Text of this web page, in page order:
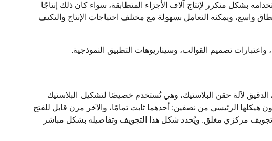
بشكل متكرر لإنتاج آلاف الأجزاء المتطابقة، سواء كان ذلك إنتاجًا
واسع، ويمكنه التعامل بسهولة مع مختلف احتياجات الإنتاج والتكيف
واعتبارات تصميم القوالب، وسيناريوهات التطبيق النموذجية.
الدقيق لآلة حقن البلاستيك، وهي تُستخدم خصيصًا لتشكيل
البلاستيك
هيكلها الرئيسي من نصفين: أحدهما ثابت تمامًا، والآخر مرن قابل للفتح
تجويف مركزي مغلق. ويُحدد شكل هذا التجويف وتفاصيله بشكل مباشر